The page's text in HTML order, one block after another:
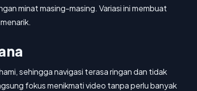
minat masing-masing. Variasi ini membuat
sehingga navigasi terasa ringan dan tidak
fokus menikmati video tanpa perlu banyak